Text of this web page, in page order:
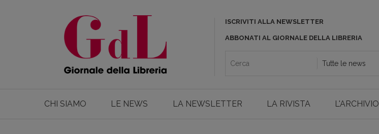
ISCRIVITI ALLA NEWSLETTER
ABBONATI AL GIORNALE DELLA LIBRERIA
CHI SIAMO LE NEWS LA NEWSLETTER LA RIVISTA L'ARCHIVIO